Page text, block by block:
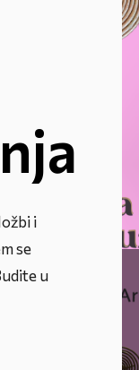
i
se
u